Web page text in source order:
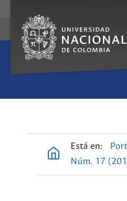
Está en:
Núm. 17